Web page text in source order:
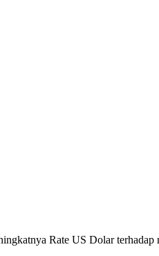
Rate US Dolar terhadap